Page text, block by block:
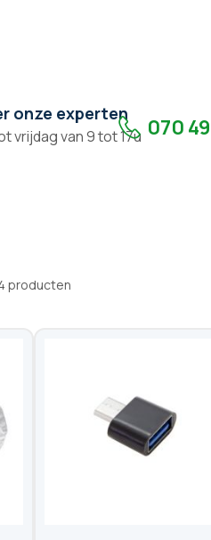
onze experten
vrijdag van 9 tot 17u 070
producten